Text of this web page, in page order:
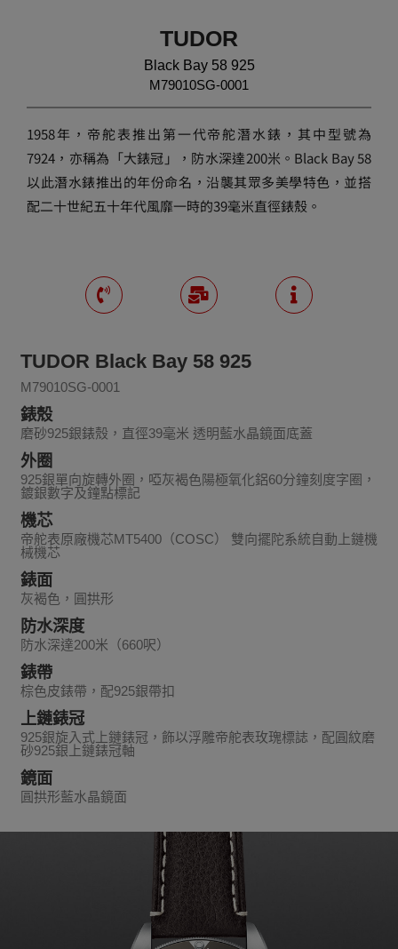
TUDOR
Black Bay 58 925
M79010SG-0001
1958年，帝舵表推出第一代帝舵潛水錶，其中型號為
7924，亦稱為「大錶冠」，防水深達200米。Black Bay 58
以此潛水錶推出的年份命名，沿襲其眾多美學特色，並搭
配二十世紀五十年代風靡一時的39毫米直徑錶殼。
TUDOR Black Bay 58 925
M79010SG-0001
錶殼
磨砂925銀錶殼，直徑39毫米 透明藍水晶鏡面底蓋
外圈
925銀單向旋轉外圈，啞灰褐色陽極氧化鋁60分鐘刻度字圈，
鍍銀數字及鐘點標記
機芯
帝舵表原廠機芯MT5400（COSC） 雙向擺陀系統自動上鏈機
械機芯
錶面
灰褐色，圓拱形
防水深度
防水深達200米（660呎）
錶帶
棕色皮錶帶，配925銀帶扣
上鏈錶冠
925銀旋入式上鏈錶冠，飾以浮雕帝舵表玫瑰標誌，配圓紋磨
砂925銀上鏈錶冠軸
鏡面
圓拱形藍水晶鏡面